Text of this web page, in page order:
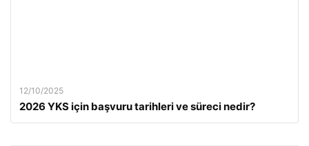
12/10/2025
2026 YKS için başvuru tarihleri ve süreci nedir?